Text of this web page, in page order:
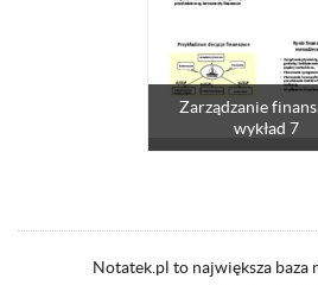
Zarządzanie
wykład 7
Notatek.pl to największa baza